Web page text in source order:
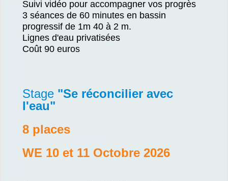
Suivi vidéo pour accompagner vos progrès
3 séances de 60 minutes en bassin
progressif de 1m 40 à 2 m.
Lignes d'eau privatisées
Coût 90 euros
Stage "Se réconcilier avec
l'eau"
8 places
WE 10 et 11 Octobre 2026